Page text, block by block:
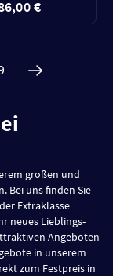
€
großen und
Bei uns finden Sie
Extraklasse
neues Lieblings-
Angeboten
in unserem
zum Festpreis in